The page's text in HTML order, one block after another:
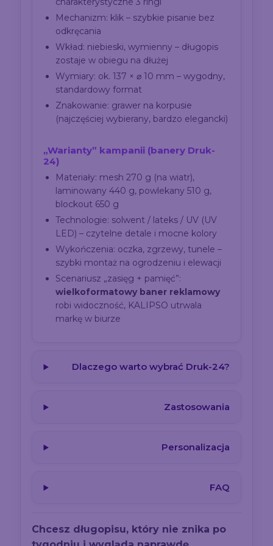
Mechanizm: klik – szybkie pisanie bez
odkręcania
Wkład: niebieski, wymienny – długopis
zostaje w obiegu na dłużej
Wymiary: ok. 137 × ⌀ 10 mm – wygodny,
standardowy format
Znakowanie: grawer na korpusie
(najczęściej wybierany, bardzo elegancki)
„Warianty” kampanii (banery Druk-
24)
Materiały: mesh 270 g (na wiatr),
laminowany 440 g, powlekany 510 g,
blockout 650 g
Technologie: solwent / lateks / UV (UV
LED) – czytelne detale i mocne kolory
Wykończenia: oczka, zgrzewy, tunele –
szybki montaż na ogrodzeniu i elewacji
Scenariusz „zasięg + pamięć”:
wielkoformatowy baner reklamowy
robi widoczność, KALIPSO utrwala
markę w biurze
Dlaczego warto wybrać Druk-24?
Zastosowania
Personalizacja
FAQ
Chcesz długopisu, który nie znika po